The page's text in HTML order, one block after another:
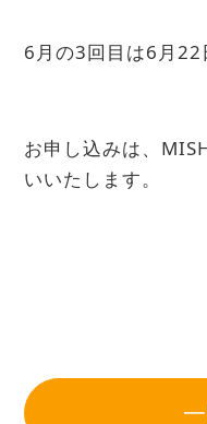
6月の3回目は6月22
お申し込みは、
いいたします。